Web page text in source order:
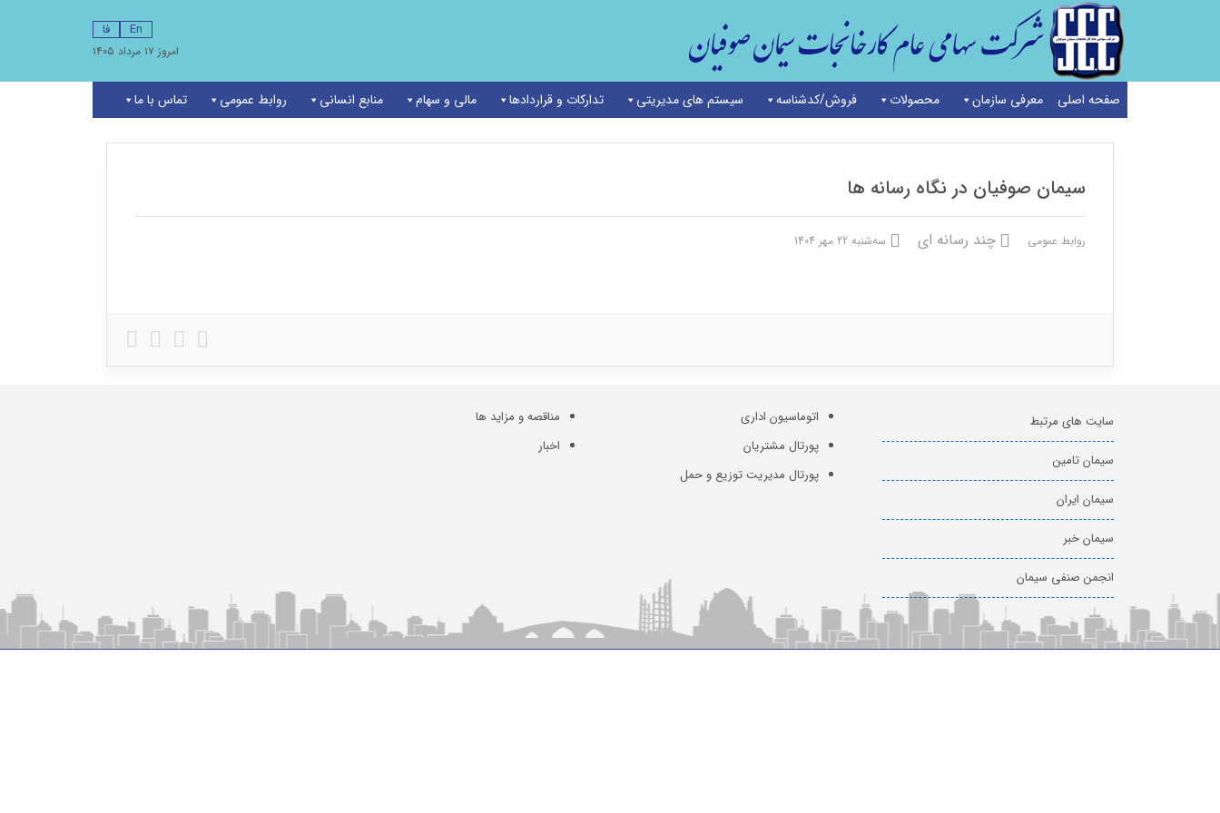
En فا
امروز ۱۷ مرداد ۱۴۰۵
صفحه اصلی معرفی سازمان محصولات فروش/کدشناسه سیستم های مدیریتی تدارکات و قراردادها مالی و سهام منابع انسانی روابط عمومی تماس با ما خانه چند رسانه ای / سیمان صوفیان در نگاه رسانه ها
سیمان صوفیان در نگاه رسانه ها
روابط عمومی چند رسانه ای سه‌شنبه 22 مهر 1404
سایت های مرتبط
سیمان تامین
سیمان ایران
سیمان خبر
انجمن صنفی سیمان
اتوماسیون اداری
پورتال مشتریان
پورتال مدیریت توزیع و حمل
مناقصه و مزاید ها
اخبار